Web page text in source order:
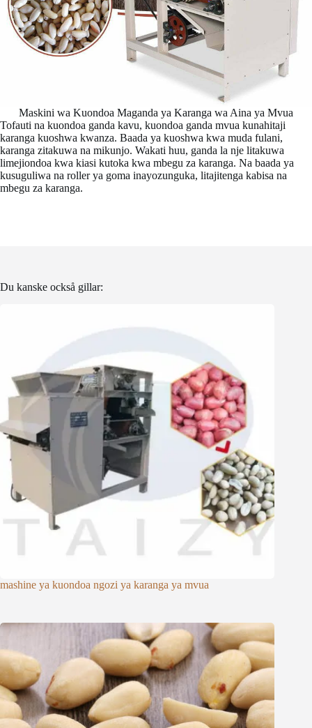
Maskini wa Kuondoa Maganda ya Karanga wa Aina ya Mvua
Tofauti na kuondoa ganda kavu, kuondoa ganda mvua kunahitaji
karanga kuoshwa kwanza. Baada ya kuoshwa kwa muda fulani,
karanga zitakuwa na mikunjo. Wakati huu, ganda la nje litakuwa
limejiondoa kwa kiasi kutoka kwa mbegu za karanga. Na baada ya
kusuguliwa na roller ya goma inayozunguka, litajitenga kabisa na
mbegu za karanga.
Du kanske också gillar:
mashine ya kuondoa ngozi ya karanga ya mvua